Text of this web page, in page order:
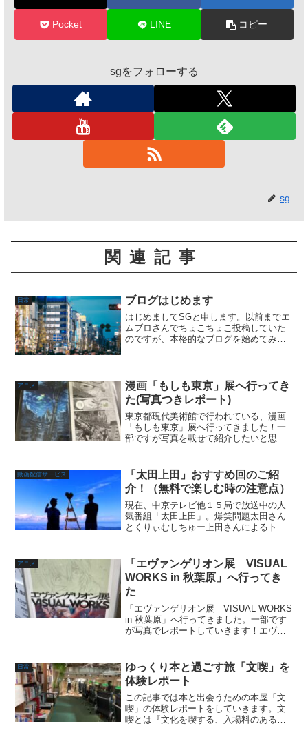
Pocket LINE コピー
sgをフォローする
sg
関連記事
日常 ブログはじめます
はじめましてSGと申します。以前までエ
ムブロさんでちょこちょこ投稿していた
のですが、本格的なブログを始めてみた
で書いていこうと思って...
アニメ
漫画「もしも東京」展へ行ってき
た(写真つきレポート)
東京都現代美術館で行われている、漫画
「もしも東京」展へ行ってきました！一
部ですが写真を載せて紹介したいと思い
ーツカウシル東京が主催するTokyo Tokyo
FESTI...
動画配信サービス
「太田上田」おすすめ回のご紹
介！（無料で楽しむ時の注意点）
現在、中京テレビ他１５局で放送中の人
気番組「太田上田」。爆笑問題太田さん
とくりぃむしちゅー上田さんによるトー
優から歌手まで芸能界には隠れファン
（？）も多く存在し、...
アニメ
「エヴァンゲリオン展 VISUAL
WORKS in 秋葉原」へ行ってき
た
「エヴァンゲリオン展 VISUAL WORKS
in 秋葉原」へ行ってきました。一部です
が写真でレポートしていきます！エヴァ
300点を超える制作資料やイラスト作品
《ビジュ...
日常
ゆっくり本と過ごす旅「文喫」を
体験レポート
この記事では本と出会うための本屋「文
喫」の体験レポートをしていきます。文
喫とは『文化を喫する、入場料のある本